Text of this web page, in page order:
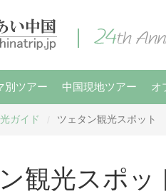
別ツアー 中国現地ツアー オ
ガイド ツェタン観光スポット
観光スポッ